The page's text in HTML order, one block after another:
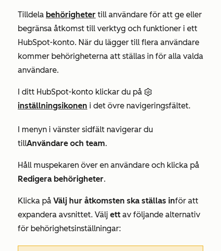
Tilldela behörigheter till användare för att ge eller
begränsa åtkomst till verktyg och funktioner i ett
HubSpot-konto. När du lägger till flera användare
kommer behörigheterna att ställas in för alla valda
användare.
I ditt HubSpot-konto klickar du på
inställningsikonen i det övre navigeringsfältet.
I menyn i vänster sidfält navigerar du
tillAnvändare och team.
Håll muspekaren över en användare och klicka på
Redigera behörigheter.
Klicka på Välj hur åtkomsten ska ställas inför att
expandera avsnittet. Välj ett av följande alternativ
för behörighetsinställningar: